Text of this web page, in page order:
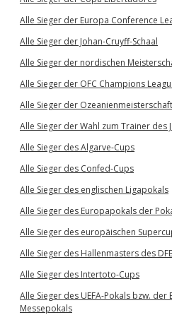
Alle Sieger der Europa Conference
Alle Sieger der Johan-Cruyff-Schaal
Alle Sieger der nordischen
Alle Sieger der OFC Champions
Alle Sieger der Ozeanienmeisterschaft
Alle Sieger der Wahl zum Trainer des
Alle Sieger des Algarve-Cups
Alle Sieger des Confed-Cups
Alle Sieger des englischen Ligapokals
Alle Sieger des Europapokals der
Alle Sieger des europäischen
Alle Sieger des Hallenmasters des
Alle Sieger des Intertoto-Cups
Alle Sieger des UEFA-Pokals bzw.
Messepokals